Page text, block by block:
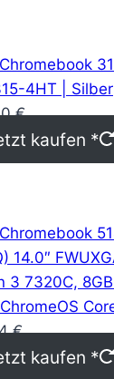
4HT | Silber
€
kaufen *
14.0″
3 7320C,
€
kaufen *